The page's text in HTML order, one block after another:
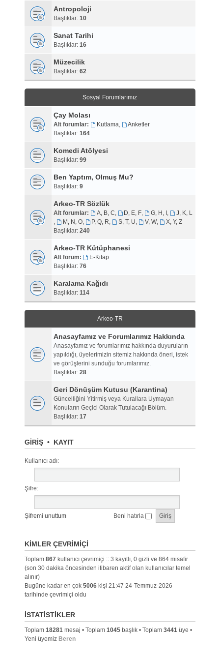
Antropoloji
Başlıklar: 10
Sanat Tarihi
Başlıklar: 16
Müzecilik
Başlıklar: 62
Sosyal Forumlarımız
Çay Molası
Alt forumlar: Kutlama,
Anketler
Başlıklar: 164
Komedi Atölyesi
Başlıklar: 99
Ben Yaptım, Olmuş Mu?
Başlıklar: 9
Arkeo-TR Sözlük
Alt forumlar: A, B, C, D, E, F, G, H, I ,
J, K, L
,
M, N, O, P, Q, R, S, T, U, V, W,
X, Y, Z
Başlıklar: 240
Arkeo-TR Kütüphanesi
Alt forum:
E-Kitap
Başlıklar: 76
Karalama Kağıdı
Başlıklar: 114
Arkeo-TR
Anasayfamız ve Forumlarımız Hakkında
Anasayfamız ve forumlarımız hakkında duyuruların
yapıldığı, üyelerimizin sitemiz hakkında öneri, istek
ve görüşlerini sunduğu forumlarımız.
Başlıklar: 28
Geri Dönüşüm Kutusu (Karantina)
Güncelliğini Yitirmiş veya Kurallara Uymayan
Konuların Geçici Olarak Tutulacağı Bölüm.
Başlıklar: 17
GIRIŞ• KAYIT
Kullanıcı adı:
Şifre:
Şifremi unuttum Beni hatırla
KIMLER ÇEVRIMIÇI
Toplam 867kullanıcı çevrimiçi :: 3 kayıtlı, 0 gizli ve 864 misafir
(son 30 dakika öncesinden itibaren aktif olan kullanıcılar temel
alınır)
Bugüne kadar en çok 5006kişi 21:47 24-Temmuz-2026
tarihinde çevrimiçi oldu
İSTATISTIKLER
Toplam 18281mesaj • Toplam 1045başlık • Toplam 3441üye •
Yeni üyemiz Beren